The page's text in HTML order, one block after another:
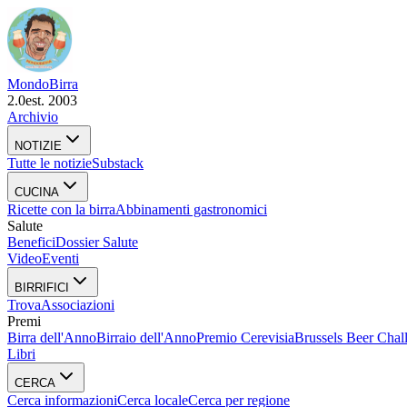
MondoBirra
2.0est. 2003
Archivio
NOTIZIE
Tutte le notizieSubstack
CUCINA
Ricette con la birraAbbinamenti gastronomici
Salute
BeneficiDossier Salute
VideoEventi
BIRRIFICI
TrovaAssociazioni
Premi
Birra dell'AnnoBirraio dell'AnnoPremio CerevisiaBrussels Beer
Libri
CERCA
Cerca informazioniCerca localeCerca per regione